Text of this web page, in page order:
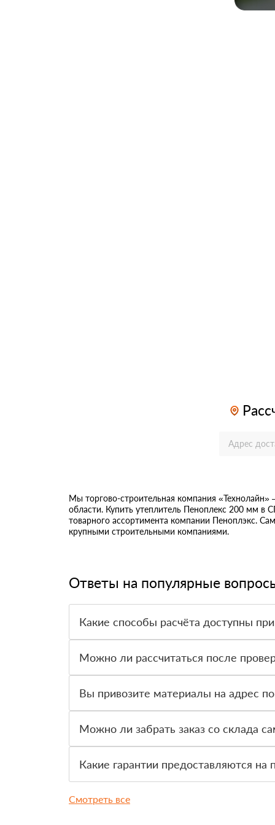
Мы торгово-строительная компания
области. Купить утеплитель Пеноплекс 200 мм в
товарного ассортимента компании Пеноплэкс.
крупными строительными компаниями.
Ответы на популярные
Какие способы расчёта доступны при
Можно ли рассчитаться после
Вы привозите материалы на адрес
Можно ли забрать заказ со склада
Какие гарантии предоставляются на
Смотреть все